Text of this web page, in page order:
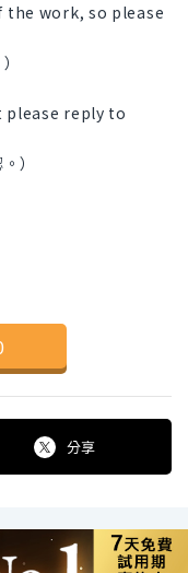
work, so please
reply to
）
分享